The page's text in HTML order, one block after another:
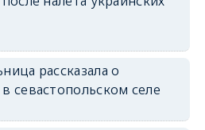
рассказала о
севастопольском селе